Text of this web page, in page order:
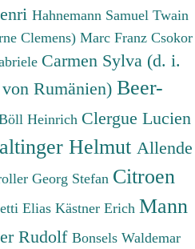
Hahnemann Samuel Twain
Clemens) Marc Franz Csokor
Carmen Sylva (d. i.
Rumänien) Beer-
Heinrich Clergue Lucien
Helmut Allende
Georg Stefan Citroen
Elias Kästner Erich Mann
Rudolf Bonsels Waldemar